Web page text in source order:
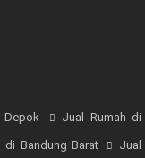
Jual Rumah di
di Bandung Barat Jual